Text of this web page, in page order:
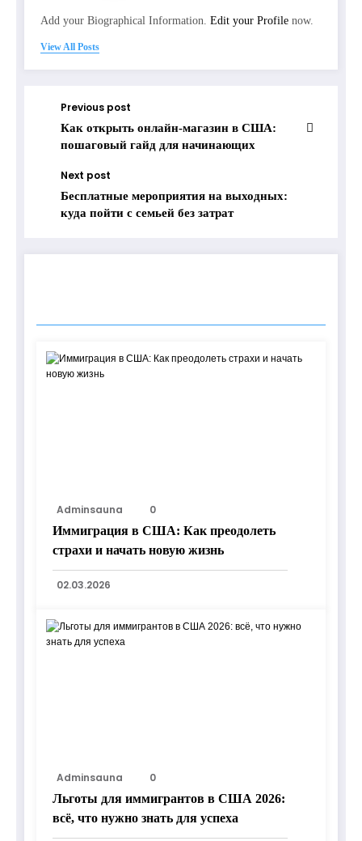
Add your Biographical Information. Edit your Profile now.
View All Posts
Previous post
Как открыть онлайн-магазин в США:
пошаговый гайд для начинающих
Next post
Бесплатные мероприятия на выходных:
куда пойти с семьей без затрат
Adminsauna
0
Иммиграция в США: Как преодолеть
страхи и начать новую жизнь
02.03.2026
Adminsauna
0
Льготы для иммигрантов в США 2026:
всё, что нужно знать для успеха